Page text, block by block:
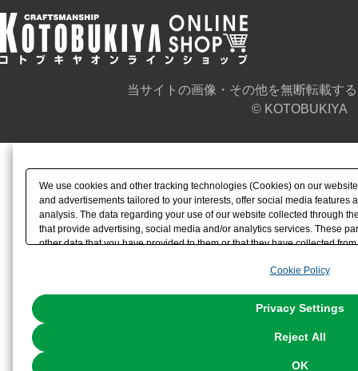
当サイトの画像・その他を無断転載す
© KOTOBUKIYA
We use cookies and other tracking technologies (Cookies) on our
and advertisements tailored to your interests, offer social media features
analysis. The data regarding your use of our website collected through
that provide advertising, social media and/or analytics services. These
other data that you have provided to them or that they have collected
the use of all Cookies except for Strictly Necessary Cookies, please
Cookie Policy
Privacy Settings
Reject All
OK